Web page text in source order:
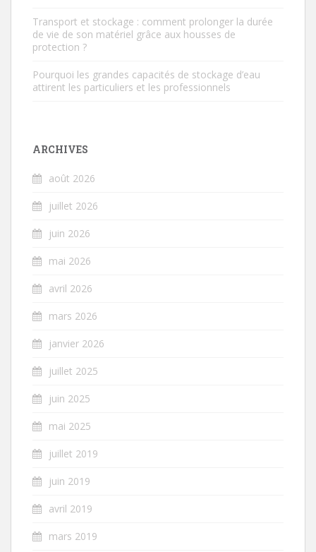
Transport et stockage : comment prolonger la durée
de vie de son matériel grâce aux housses de
protection ?
Pourquoi les grandes capacités de stockage d’eau
attirent les particuliers et les professionnels
ARCHIVES
août 2026
juillet 2026
juin 2026
mai 2026
avril 2026
mars 2026
janvier 2026
juillet 2025
juin 2025
mai 2025
juillet 2019
juin 2019
avril 2019
mars 2019